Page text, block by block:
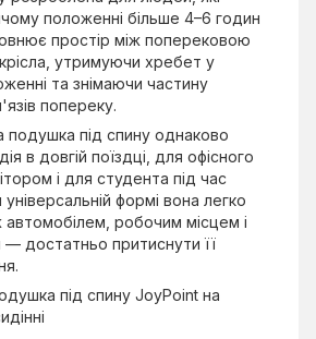
положенні більше 4–6 годин
простір між поперековою
утримуючи хребет у
та знімаючи частину
попереку.
подушка під спину однаково
в довгій поїздці, для офісного
і для студента під час
формі вона легко
робочим місцем і
— достатньо притиснути її